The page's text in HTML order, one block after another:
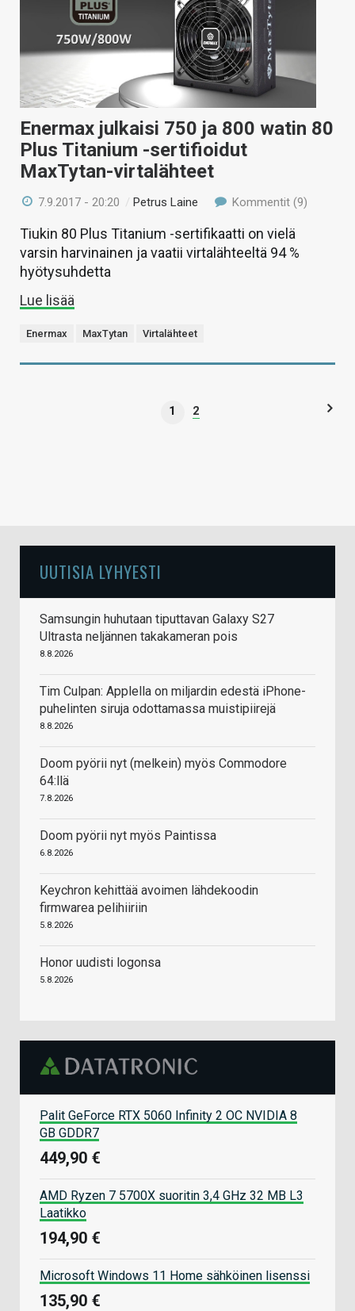
Enermax julkaisi 750 ja 800 watin 80
Plus Titanium -sertifioidut
MaxTytan-virtalähteet
7.9.2017 - 20:20 /Petrus Laine Kommentit (9)
Tiukin 80 Plus Titanium -sertifikaatti on vielä
varsin harvinainen ja vaatii virtalähteeltä 94 %
hyötysuhdetta
Lue lisää
Enermax MaxTytan Virtalähteet
1 2
UUTISIA LYHYESTI
Samsungin huhutaan tiputtavan Galaxy S27
Ultrasta neljännen takakameran pois
8.8.2026
Tim Culpan: Applella on miljardin edestä iPhone-
puhelinten siruja odottamassa muistipiirejä
8.8.2026
Doom pyörii nyt (melkein) myös Commodore
64:llä
7.8.2026
Doom pyörii nyt myös Paintissa
6.8.2026
Keychron kehittää avoimen lähdekoodin
firmwarea pelihiiriin
5.8.2026
Honor uudisti logonsa
5.8.2026
Palit GeForce RTX 5060 Infinity 2 OC NVIDIA 8
GB GDDR7
449,90 €
AMD Ryzen 7 5700X suoritin 3,4 GHz 32 MB L3
Laatikko
194,90 €
Microsoft Windows 11 Home sähköinen lisenssi
135,90 €